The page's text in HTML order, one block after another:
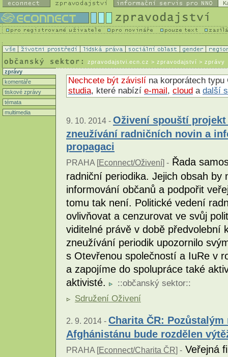
zpravodajstvi.ecn.cz > zpravodajství > zprávy
zprávy
komentáře
tiskové zprávy
témata
multimedia
Nechcete být závislí na korporátech
studia, které nabízí e-mail, cloud a další
9. 10. 2014 - Oživení spouští
zneužívání radničních novin a
propagaci
PRAHA [Econnect/Oživení] - Řada
radniční periodika. Jejich obsah by
informování občanů a podpořit
tomu tak není. Politické vedení
ovlivňovat a cenzurovat ve svůj
viditelné právě v době předvolební
zneužívání periodik upozornilo
s Otevřenou společností a IuRe v
a zapojíme do spolupráce také
aktivisté.
::občanský sektor::
Sdružení Oživení
2. 9. 2014 - Charita ČR:
Afghánistánu bude rozdělen
PRAHA [Econnect/Charita ČR] - Veřejná